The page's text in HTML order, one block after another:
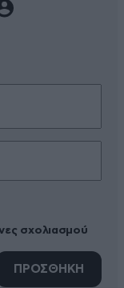
σχολιασμού
ΠΡΟΣΘΗΚΗ